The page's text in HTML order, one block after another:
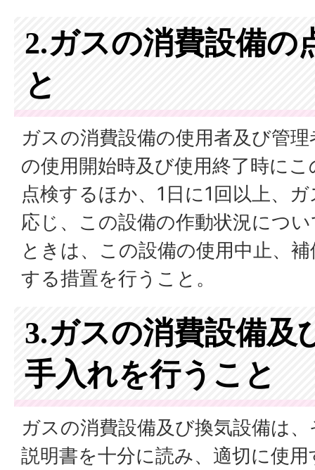
2.ガスの消費設備の
と
ガスの消費設備の使用者及び管
の使用開始時及び使用終了時に
点検するほか、1日に1回以上、
応じ、この設備の作動状況につ
ときは、この設備の使用中止、
する措置を行うこと。
3.ガスの消費設備及
手入れを行うこと
ガスの消費設備及び換気設備は
説明書を十分に読み、適切に使